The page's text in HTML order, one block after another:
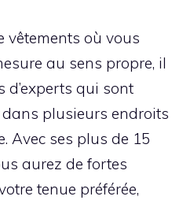
vêtements où vous
au sens propre, il
d’experts qui sont
plusieurs endroits
Avec ses plus de 15
aurez de fortes
tenue préférée,